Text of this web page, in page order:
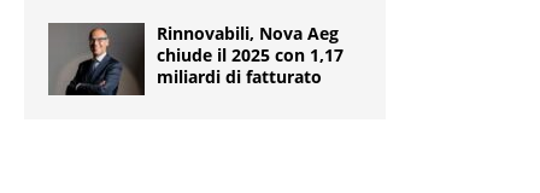
Rinnovabili, Nova Aeg
chiude il 2025 con 1,17
miliardi di fatturato